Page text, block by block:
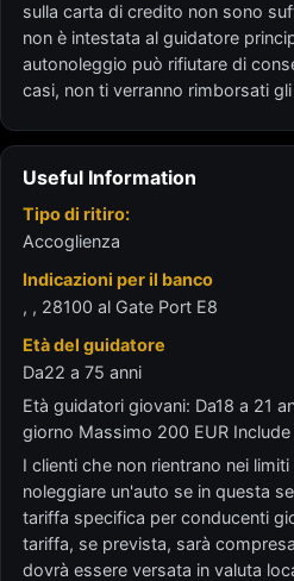
sulla carta di credito non sono
non è intestata al guidatore
autonoleggio può rifiutare di
casi, non ti verranno rimborsati
Useful Information
Tipo di ritiro:
Accoglienza
Indicazioni per il banco
, , 28100 al Gate Port E8
Età del guidatore
Da22 a 75 anni
Età guidatori giovani: Da18 a 21
giorno Massimo 200 EUR
I clienti che non rientrano nei
noleggiare un'auto se in questa
tariffa specifica per conducenti
tariffa, se prevista, sarà
dovrà essere versata in valuta